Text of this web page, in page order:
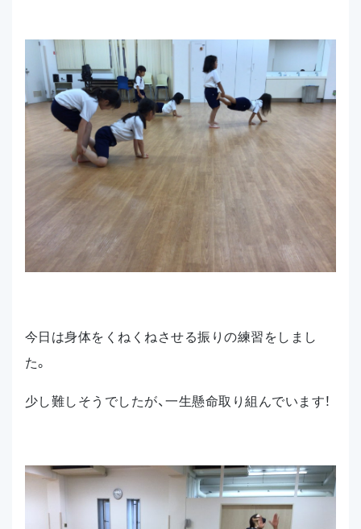
今日は身体をくねくねさせる振りの練習をしまし
た。
少し難しそうでしたが、一生懸命取り組んでいます！